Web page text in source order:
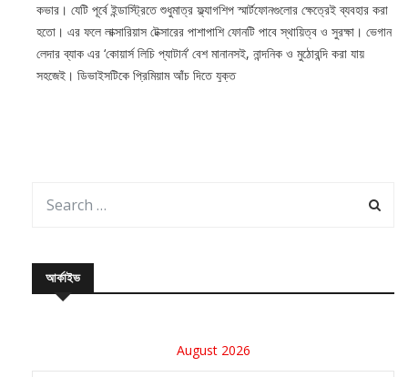
কভার। যেটি পূর্বে ইন্ডাস্ট্রিতে শুধুমাত্র ফ্ল্যাগশিপ স্মার্টফোনগুলোর ক্ষেত্রেই ব্যবহার করা
হতো। এর ফলে লাক্সারিয়াস টেক্সারের পাশাপাশি ফোনটি পাবে স্থায়িত্ব ও সুরক্ষা। ভেগান
লেদার ব্যাক এর ‘কোয়ার্স লিচি প্যাটার্ন’ বেশ মানানসই, নান্দনিক ও মুঠোবন্দি করা যায়
সহজেই। ডিভাইসটিকে প্রিমিয়াম আঁচ দিতে যুক্ত
আর্কাইভ
August 2026